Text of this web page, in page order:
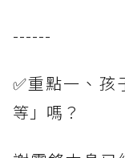
------
✅重點一、孩
等」嗎？